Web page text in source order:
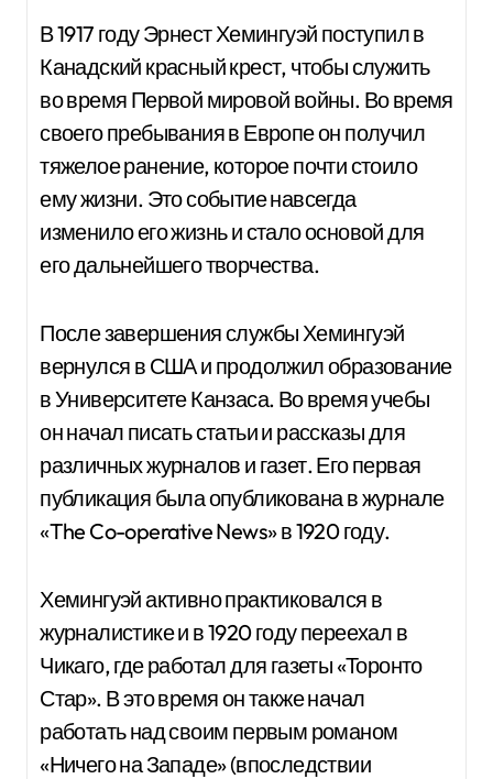
В 1917 году Эрнест Хемингуэй поступил в
Канадский красный крест, чтобы служить
во время Первой мировой войны. Во время
своего пребывания в Европе он получил
тяжелое ранение, которое почти стоило
ему жизни. Это событие навсегда
изменило его жизнь и стало основой для
его дальнейшего творчества.
После завершения службы Хемингуэй
вернулся в США и продолжил образование
в Университете Канзаса. Во время учебы
он начал писать статьи и рассказы для
различных журналов и газет. Его первая
публикация была опубликована в журнале
«The Co-operative News» в 1920 году.
Хемингуэй активно практиковался в
журналистике и в 1920 году переехал в
Чикаго, где работал для газеты «Торонто
Стар». В это время он также начал
работать над своим первым романом
«Ничего на Западе» (впоследствии